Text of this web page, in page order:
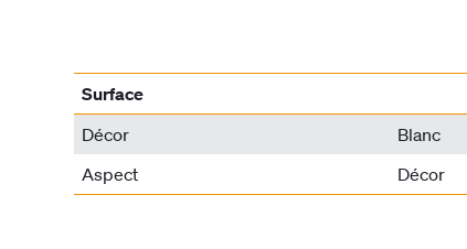
Surface
Décor
Blanc
Aspect
Décor